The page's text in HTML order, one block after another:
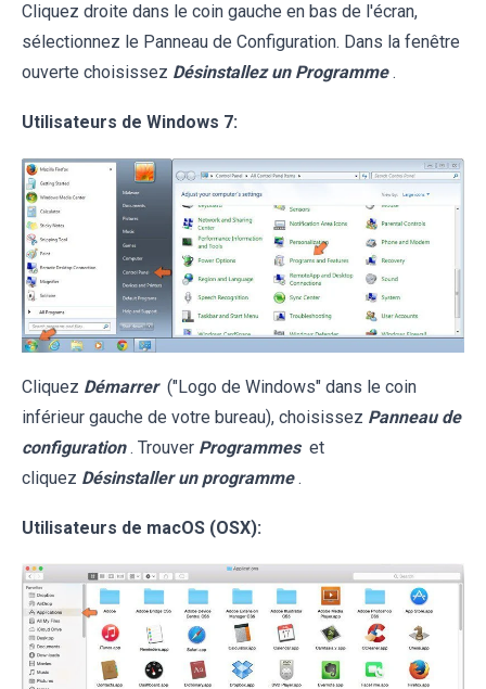
Cliquez droite dans le coin gauche en bas de l'écran,
sélectionnez le Panneau de Configuration. Dans la fenêtre
ouverte choisissez Désinstallez un Programme .
Utilisateurs de Windows 7:
Cliquez Démarrer ("Logo de Windows" dans le coin
inférieur gauche de votre bureau), choisissez Panneau de
configuration . Trouver Programmes et
cliquez Désinstaller un programme .
Utilisateurs de macOS (OSX):